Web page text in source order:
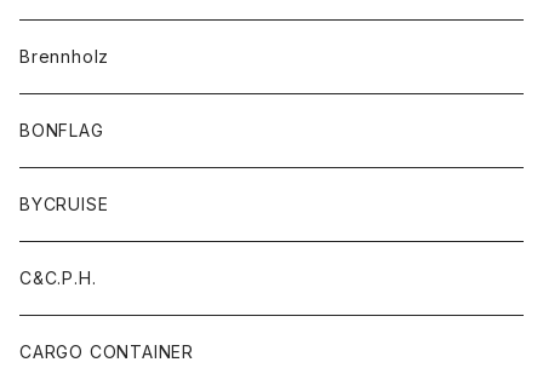
Brennholz
BONFLAG
BYCRUISE
C&C.P.H.
CARGO CONTAINER